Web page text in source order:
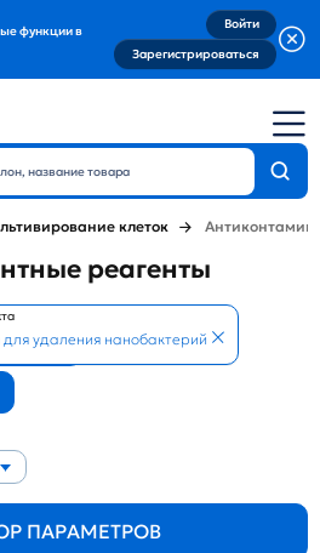
функции в
Войти
Зарегистрироваться
клеток
реагенты
для удаления нанобактерий
ПАРАМЕТРОВ